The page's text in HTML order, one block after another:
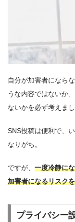
自分が加害者になら
うな内容ではないか
ないかを必ず考えまし
SNS投稿は便利で、
なりがち。
ですが、 一度冷静に
加害者になるリスク
プライバシー